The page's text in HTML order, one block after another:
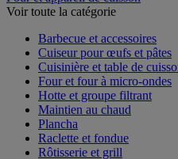
Four et appareil de cuisson
Barbecue et accessoires
Cuiseur pour œufs et pâtes
Cuisinière et table de cuisson
Four et four à micro-ondes
Hotte et groupe filtrant
Maintien au chaud
Plancha
Raclette et fondue